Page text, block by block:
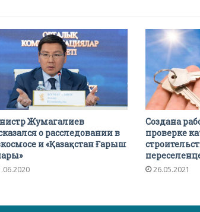
Жумагалиев
о расследовании в
и «Қазақстан Ғарыш
Создана
проверке
26.05.2021